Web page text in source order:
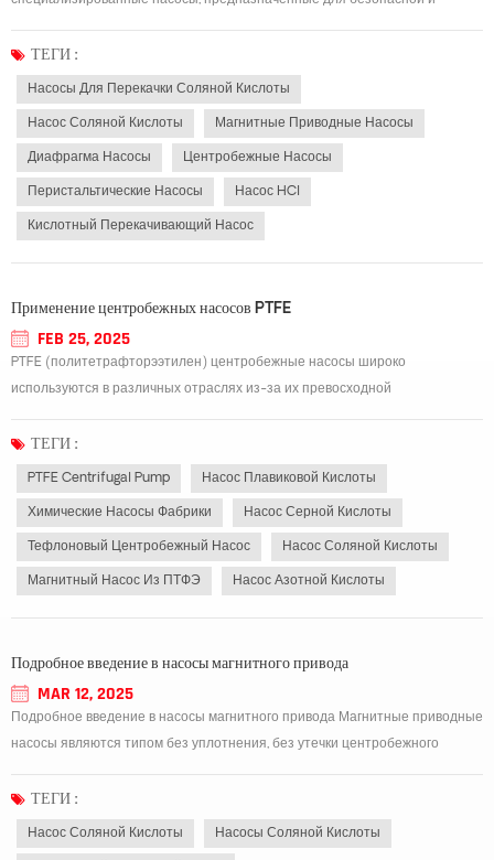
вещества, обычно используемого в различных отраслях промышленности.
Вот некоторые ключевые моменты, касающиеся этих на...
ТЕГИ :
Насосы Для Перекачки Соляной Кислоты
Насос Соляной Кислоты Магнитные Приводные Насосы
Диафрагма Насосы Центробежные Насосы
Перистальтические Насосы Насос HCl
Кислотный Перекачивающий Насос
Применение центробежных насосов PTFE
FEB 25, 2025
PTFE (политетрафторээтилен) центробежные насосы широко
используются в различных отраслях из-за их превосходной
Ниже приведены основные области применения: 1. Химическая
промышленностьПрименение: транспортировка высоко коррозийных с...
ТЕГИ :
PTFE Centrifugal Pump Насос Плавиковой Кислоты
Химические Насосы Фабрики Насос Серной Кислоты
Тефлоновый Центробежный Насос Насос Соляной Кислоты
Магнитный Насос Из ПТФЭ Насос Азотной Кислоты
Подробное введение в насосы магнитного привода
MAR 12, 2025
Подробное введение в насосы магнитного привода Магнитные приводные
насосы являются типом без уплотнения, без утечки центробежного
легковоспламеняющихся, взрывных или высоких чистовых жидкостей. Их
основной особенностью являет...
ТЕГИ :
Насос Соляной Кислоты Насосы Соляной Кислоты